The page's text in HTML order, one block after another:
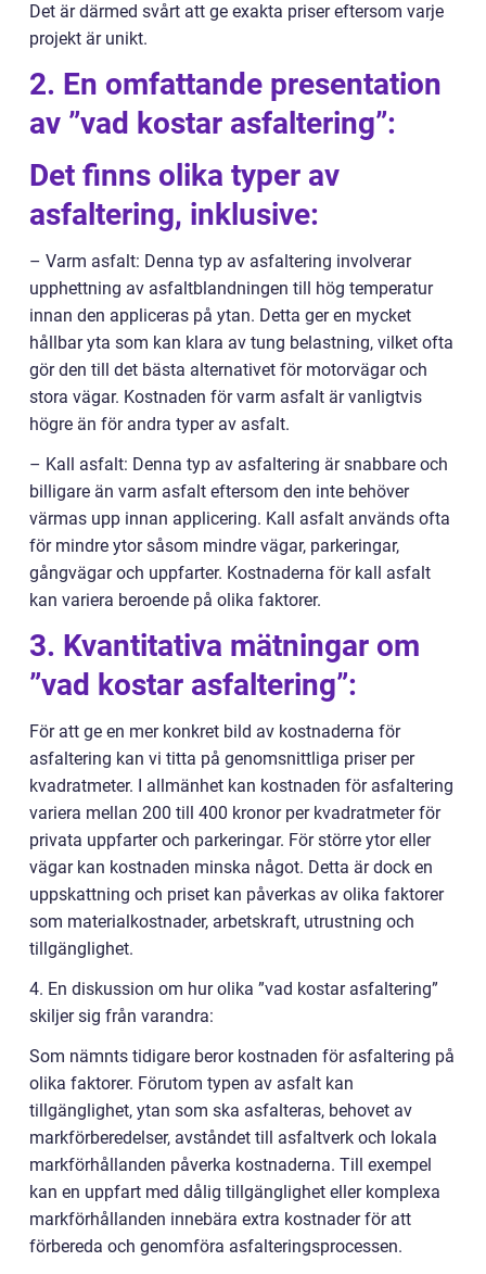
Det är därmed svårt att ge exakta priser eftersom varje
projekt är unikt.
2. En omfattande presentation
av ”vad kostar asfaltering”:
Det finns olika typer av
asfaltering, inklusive:
– Varm asfalt: Denna typ av asfaltering involverar
upphettning av asfaltblandningen till hög temperatur
innan den appliceras på ytan. Detta ger en mycket
hållbar yta som kan klara av tung belastning, vilket ofta
gör den till det bästa alternativet för motorvägar och
stora vägar. Kostnaden för varm asfalt är vanligtvis
högre än för andra typer av asfalt.
– Kall asfalt: Denna typ av asfaltering är snabbare och
billigare än varm asfalt eftersom den inte behöver
värmas upp innan applicering. Kall asfalt används ofta
för mindre ytor såsom mindre vägar, parkeringar,
gångvägar och uppfarter. Kostnaderna för kall asfalt
kan variera beroende på olika faktorer.
3. Kvantitativa mätningar om
”vad kostar asfaltering”:
För att ge en mer konkret bild av kostnaderna för
asfaltering kan vi titta på genomsnittliga priser per
kvadratmeter. I allmänhet kan kostnaden för asfaltering
variera mellan 200 till 400 kronor per kvadratmeter för
privata uppfarter och parkeringar. För större ytor eller
vägar kan kostnaden minska något. Detta är dock en
uppskattning och priset kan påverkas av olika faktorer
som materialkostnader, arbetskraft, utrustning och
tillgänglighet.
4. En diskussion om hur olika ”vad kostar asfaltering”
skiljer sig från varandra:
Som nämnts tidigare beror kostnaden för asfaltering på
olika faktorer. Förutom typen av asfalt kan
tillgänglighet, ytan som ska asfalteras, behovet av
markförberedelser, avståndet till asfaltverk och lokala
markförhållanden påverka kostnaderna. Till exempel
kan en uppfart med dålig tillgänglighet eller komplexa
markförhållanden innebära extra kostnader för att
förbereda och genomföra asfalteringsprocessen.